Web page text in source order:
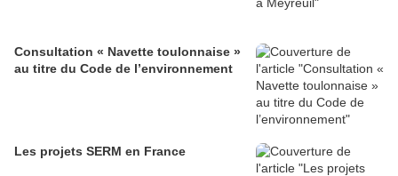
Consultation « Navette toulonnaise »
au titre du Code de l’environnement
Les projets SERM en France